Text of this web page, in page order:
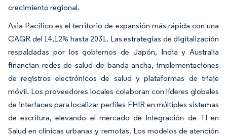
crecimiento regional.
Asia-Pacífico es el territorio de expansión más rápida con una
CAGR del 14,12% hasta 2031. Las estrategias de digitalización
respaldadas por los gobiernos de Japón, India y Australia
financian redes de salud de banda ancha, implementaciones
de registros electrónicos de salud y plataformas de triaje
móvil. Los proveedores locales colaboran con líderes globales
de interfaces para localizar perfiles FHIR en múltiples sistemas
de escritura, elevando el mercado de Integración de TI en
Salud en clínicas urbanas y remotas. Los modelos de atención